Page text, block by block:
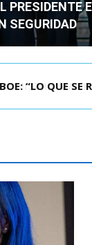
PRESIDENTE
SEGURIDAD
MAS POR